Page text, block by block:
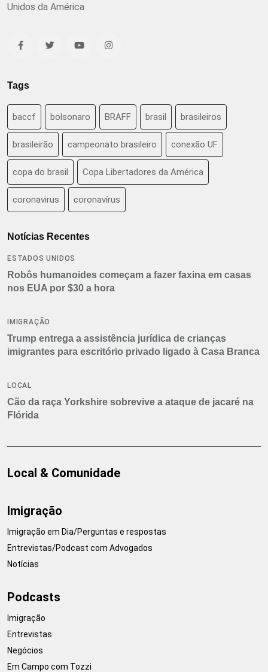
Unidos da América
Tags
baccf bolsonaro BRAFF brasil brasileiros
brasileirão campeonato brasileiro conexão UF
copa do brasil Copa Libertadores da América
coronavirus coronavírus
Notícias Recentes
ESTADOS UNIDOS
Robôs humanoides começam a fazer faxina em casas
nos EUA por $30 a hora
IMIGRAÇÃO
Trump entrega a assistência jurídica de crianças
imigrantes para escritório privado ligado à Casa Branca
LOCAL
Cão da raça Yorkshire sobrevive a ataque de jacaré na
Flórida
Local & Comunidade
Imigração
Imigração em Dia/Perguntas e respostas
Entrevistas/Podcast com Advogados
Notícias
Podcasts
Imigração
Entrevistas
Negócios
Em Campo com Tozzi